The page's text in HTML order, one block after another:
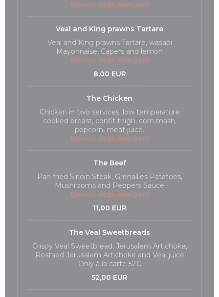
Elenco degli allergeni
Veal and King prawns Tartare
Veal and King prawns Tartare, wasabi
Mayonnaise, Capers and lemon
Elenco degli allergeni
8,00 EUR
The Chicken
Chicken in two services, low temperature
cooked breast, confit thigh, corn mash,
popcorn, meat juice.
Elenco degli allergeni
The Beef
Pan fried Sirloin Steak, Grenailles Patatoes,
Mushrooms and Peppers Sauce
Elenco degli allergeni
11,00 EUR
The Veal Sweetbreads
Crispy Veal Sweetbread, Jerusalem Artichoke,
Rostaed Jerusalem Artichoke and Veal juice
Only à la carte 52€
52,00 EUR